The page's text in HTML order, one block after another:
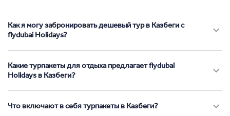
Как я могу забронировать дешевый тур в Казбеги с
flydubai Holidays?
Какие турпакеты для отдыха предлагает flydubai
Holidays в Казбеги?
Что включают в себя турпакеты в Казбеги?